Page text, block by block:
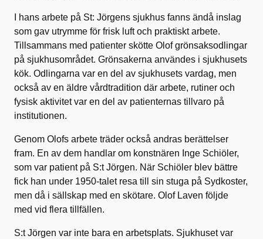
I hans arbete på St: Jörgens sjukhus fanns ändå inslag
som gav utrymme för frisk luft och praktiskt arbete.
Tillsammans med patienter skötte Olof grönsaksodlingar
på sjukhusområdet. Grönsakerna användes i sjukhusets
kök. Odlingarna var en del av sjukhusets vardag, men
också av en äldre vårdtradition där arbete, rutiner och
fysisk aktivitet var en del av patienternas tillvaro på
institutionen.
Genom Olofs arbete träder också andras berättelser
fram. En av dem handlar om konstnären Inge Schiöler,
som var patient på S:t Jörgen. När Schiöler blev bättre
fick han under 1950-talet resa till sin stuga på Sydkoster,
men då i sällskap med en skötare. Olof Laven följde
med vid flera tillfällen.
S:t Jörgen var inte bara en arbetsplats. Sjukhuset var